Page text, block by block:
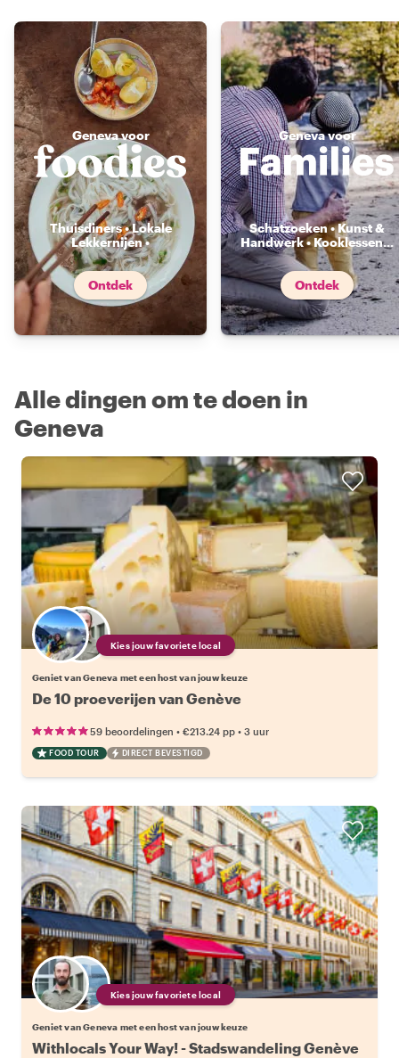
Geneva voor
Thuisdiners • Lokale
Lekkernijen •
Voedselmarkten...
Ontdek
Geneva voor
Schatzoeken • Kunst &
Handwerk • Kooklessen...
Ontdek
Alle dingen om te doen in
Geneva
Kies jouw favoriete local
Geniet van Geneva met een host van jouw keuze
De 10 proeverijen van Genève
59 beoordelingen • €213.24 pp • 3 uur
FOOD TOUR DIRECT BEVESTIGD
Kies jouw favoriete local
Geniet van Geneva met een host van jouw keuze
Withlocals Your Way! - Stadswandeling Genève